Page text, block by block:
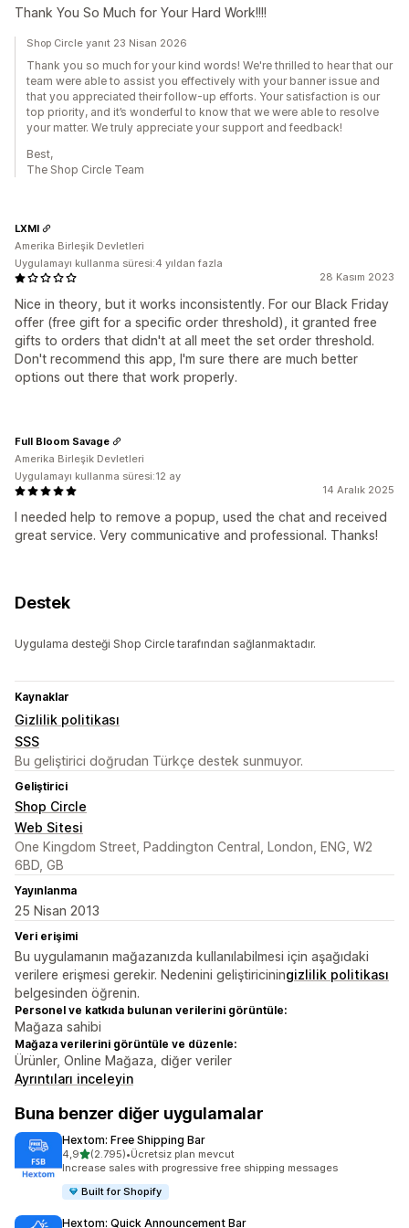
Thank You So Much for Your Hard Work!!!!
Shop Circle yanıt 23 Nisan 2026
Thank you so much for your kind words! We're thrilled to hear that our
team were able to assist you effectively with your banner issue and
that you appreciated their follow-up efforts. Your satisfaction is our
top priority, and it’s wonderful to know that we were able to resolve
your matter. We truly appreciate your support and feedback!
Best,
The Shop Circle Team
28 Kasım 2023
Nice in theory, but it works inconsistently. For our Black Friday
offer (free gift for a specific order threshold), it granted free
gifts to orders that didn't at all meet the set order threshold.
Don't recommend this app, I'm sure there are much better
options out there that work properly.
LXMI
Amerika Birleşik Devletleri
Uygulamayı kullanma süresi:4 yıldan fazla
14 Aralık 2025
I needed help to remove a popup, used the chat and received
great service. Very communicative and professional. Thanks!
Full Bloom Savage
Amerika Birleşik Devletleri
Uygulamayı kullanma süresi:12 ay
Destek
Uygulama desteği Shop Circle tarafından sağlanmaktadır.
Kaynaklar
Gizlilik politikası
SSS
Bu geliştirici doğrudan Türkçe destek sunmuyor.
Geliştirici
Shop Circle
Web Sitesi
One Kingdom Street, Paddington Central, London, ENG, W2
6BD, GB
Yayınlanma
25 Nisan 2013
Veri erişimi
Bu uygulamanın mağazanızda kullanılabilmesi için aşağıdaki
verilere erişmesi gerekir. Nedenini geliştiriciningizlilik politikası
belgesinden öğrenin.
Personel ve katkıda bulunan verilerini görüntüle:
Mağaza sahibi
Mağaza verilerini görüntüle ve düzenle:
Ürünler, Online Mağaza, diğer veriler
Ayrıntıları inceleyin
Buna benzer diğer uygulamalar
Hextom: Free Shipping Bar
4,95 yıldız üzerinden
(2.795)
toplam 2795 değerlendirme
•Ücretsiz plan mevcut
Increase sales with progressive free shipping messages
Built for Shopify
Hextom: Quick Announcement Bar